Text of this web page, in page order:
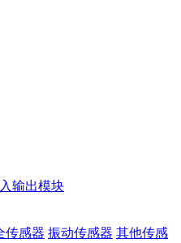
输出模块
传感器 振动传感器 其他传感